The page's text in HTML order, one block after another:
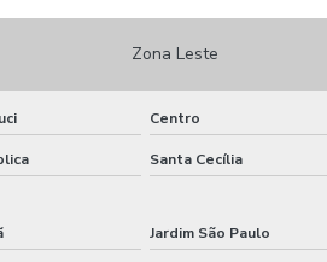
Zona Leste
Centro
Santa Cecília
Jardim São Paulo